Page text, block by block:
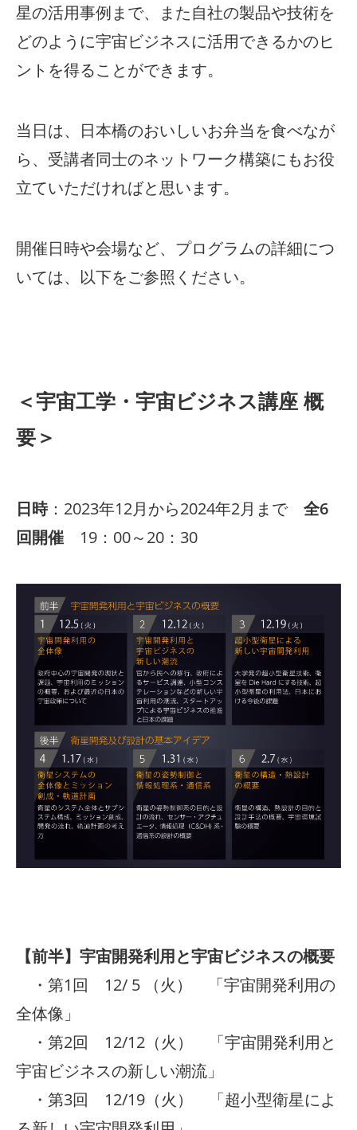
星の活用事例まで、また自社の製品や技術を
どのように宇宙ビジネスに活用できるかのヒ
ントを得ることができます。
当日は、日本橋のおいしいお弁当を食べなが
ら、受講者同士のネットワーク構築にもお役
立ていただければと思います。
開催日時や会場など、プログラムの詳細につ
いては、以下をご参照ください。
＜宇宙工学・宇宙ビジネス講座 概
要＞
日時：2023年12月から2024年2月まで 全6
回開催19：00～20：30
【前半】宇宙開発利用と宇宙ビジネスの概要
・第1回 12/ 5 （火） 「宇宙開発利用の
全体像」
・第2回 12/12（火） 「宇宙開発利用と
宇宙ビジネスの新しい潮流」
・第3回 12/19（火） 「超小型衛星によ